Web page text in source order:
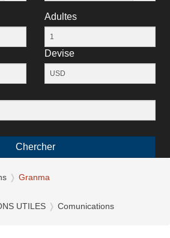
Adultes
Devise
Chercher
Granma
UTILES Comunications